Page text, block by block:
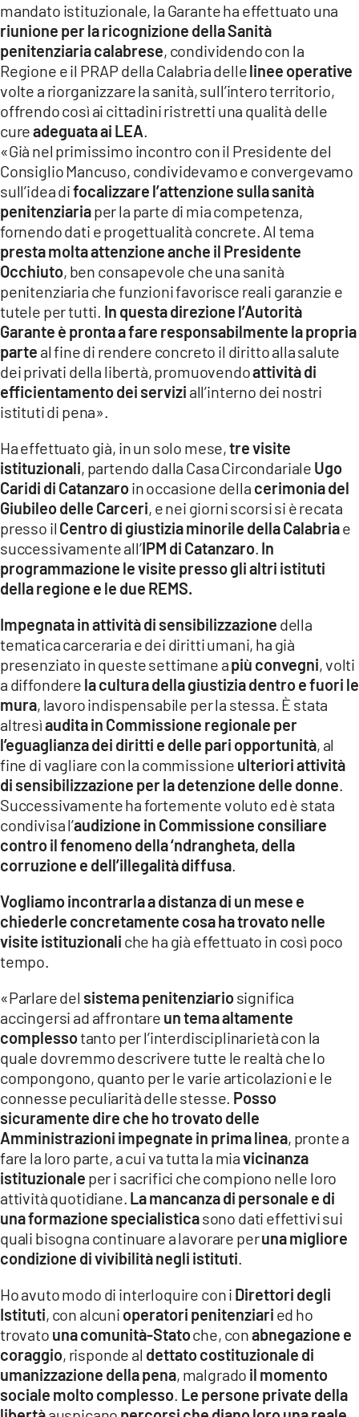
mandato istituzionale, la Garante ha effettuato una
riunione per la ricognizione della Sanità
penitenziaria calabrese, condividendo con la
Regione e il PRAP della Calabria dellelinee operative
volte a riorganizzare la sanità, sull’intero territorio,
offrendo così ai cittadini ristretti una qualità delle
cureadeguata ai LEA
«Già nel primissimo incontro con il Presidente del
Consiglio Mancuso, condividevamo e convergevamo
sull’idea difocalizzare l’attenzione sulla sanità
penitenziariaper la parte di mia competenza,
fornendo dati e progettualità concrete. Al tema
presta molta attenzione anche il Presidente
Occhiuto, ben consapevole che una sanità
penitenziaria che funzioni favorisce reali garanzie e
tutele per tutti. In questa direzione l’Autorità
Garante è pronta a fare responsabilmente la propria
parte al fine di rendere concreto il diritto alla salute
dei privati della libertà, promuovendoattività di
efficientamento dei servizi all’interno dei nostri
istituti di pena».
Ha effettuato già, in un solo mese,tre visite
istituzionali, partendo dalla Casa Circondariale Ugo
Caridi di Catanzaroin occasione della cerimonia del
Giubileo delle Carceri, e nei giorni scorsi si è recata
presso il Centro di giustizia minorile della Calabriae
successivamente all’IPM di Catanzaro. In
programmazione le visite presso gli altri istituti
della regione e le due REMS.
Impegnata in attività di sensibilizzazione della
tematica carceraria e dei diritti umani, ha già
presenziato in queste settimane apiù convegni, volti
a diffondere la cultura della giustizia dentro e fuori le
mura, lavoro indispensabile per la stessa. È stata
altresìaudita in Commissione regionale per
l’eguaglianza dei diritti e delle pari opportunità, al
fine di vagliare con la commissione ulteriori attività
di sensibilizzazione per la detenzione delle donne
Successivamente ha fortemente voluto ed è stata
condivisa l’audizione in Commissione consiliare
contro il fenomeno della ‘ndrangheta, della
corruzione e dell’illegalità diffusa
Vogliamo incontrarla a distanza di un mese e
chiederle concretamente cosa ha trovato nelle
visite istituzionali che ha già effettuato in così poco
tempo.
«Parlare del sistema penitenziariosignifica
accingersi ad affrontare un tema altamente
complessotanto per l’interdisciplinarietà con la
quale dovremmo descrivere tutte le realtà che lo
compongono, quanto per le varie articolazioni e le
connesse peculiarità delle stesse. Posso
sicuramente dire che ho trovato delle
Amministrazioni impegnate in prima linea, pronte a
fare la loro parte, a cui va tutta la miavicinanza
istituzionale per i sacrifici che compiono nelle loro
attività quotidiane. La mancanza di personale e di
una formazione specialisticasono dati effettivi sui
quali bisogna continuare a lavorare peruna migliore
condizione di vivibilità negli istituti
Ho avuto modo di interloquire con i Direttori degli
Istituti, con alcuni operatori penitenziari ed ho
trovato una comunità-Statoche, conabnegazione e
coraggio, risponde al dettato costituzionale di
umanizzazione della pena, malgrado il momento
sociale molto complesso Le persone private della